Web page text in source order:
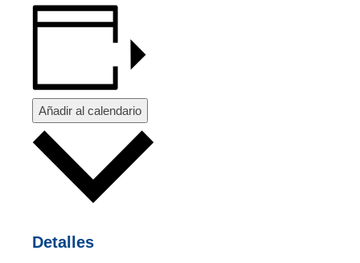
Añadir al calendario
Detalles